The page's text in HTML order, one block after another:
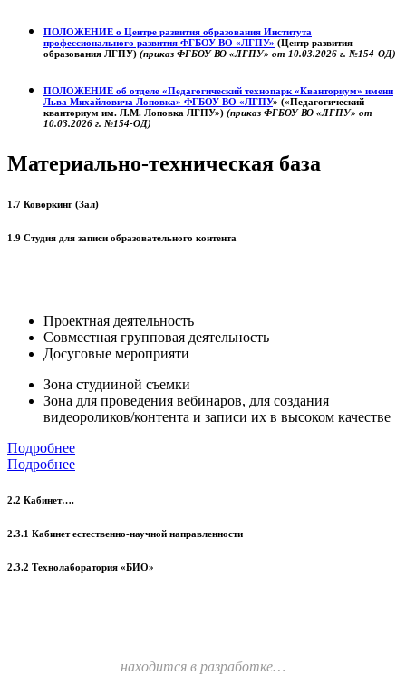
ПОЛОЖЕНИЕ о Центре развития образования Института
профессионального развития ФГБОУ ВО «ЛГПУ» (Центр развития
образования ЛГПУ) (приказ ФГБОУ ВО «ЛГПУ» от 10.03.2026 г. №154-ОД)
ПОЛОЖЕНИЕ об отделе «Педагогический технопарк «Кванториум» имени
Льва Михайловича Лоповка» ФГБОУ ВО «ЛГПУ» («Педагогический
кванториум им. Л.М. Лоповка ЛГПУ») (приказ ФГБОУ ВО «ЛГПУ» от
10.03.2026 г. №154-ОД)
Материально-техническая база
1.7 Коворкинг (Зал)
1.9 Студия для записи образовательного контента
Проектная деятельность
Совместная групповая деятельность
Досуговые мероприяти
Зона студииной съемки
Зона для проведения вебинаров, для создания
видеороликов/контента и записи их в высоком качестве
Подробнее
Подробнее
2.2 Кабинет….
2.3.1 Кабинет естественно-научной направленности
2.3.2 Технолаборатория «БИО»
находится в разработке…